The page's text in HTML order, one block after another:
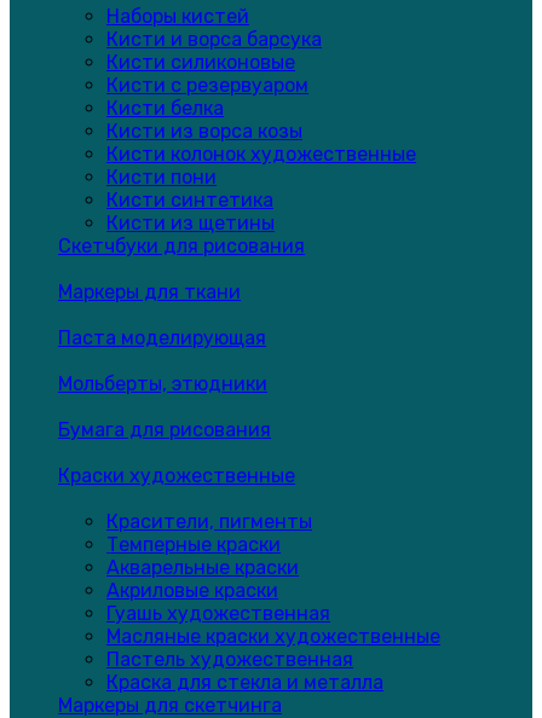
Наборы кистей
Кисти и ворса барсука
Кисти силиконовые
Кисти с резервуаром
Кисти белка
Кисти из ворса козы
Кисти колонок художественные
Кисти пони
Кисти синтетика
Кисти из щетины
Скетчбуки для рисования
Маркеры для ткани
Паста моделирующая
Мольберты, этюдники
Бумага для рисования
Краски художественные
Красители, пигменты
Темперные краски
Акварельные краски
Акриловые краски
Гуашь художественная
Масляные краски художественные
Пастель художественная
Краска для стекла и металла
Маркеры для скетчинга